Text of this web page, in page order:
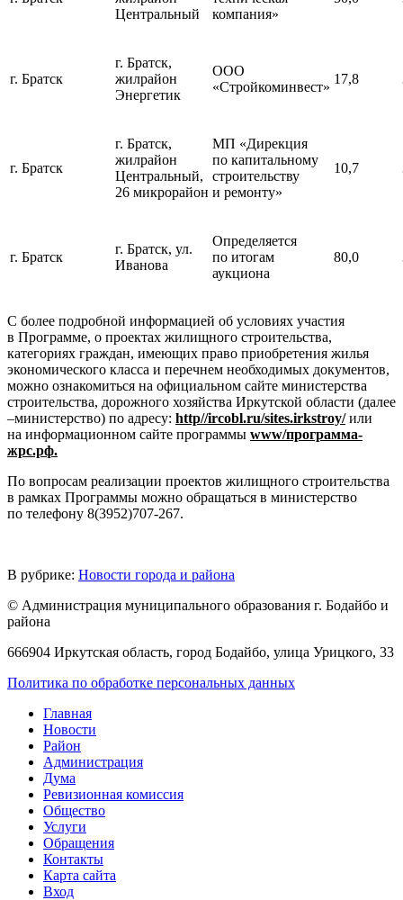
Центральный
компания»
г. Братск
г. Братск,
жилрайон
Энергетик
ООО
«Стройкоминвест»
17,8
г. Братск
г. Братск,
жилрайон
Центральный,
26 микрорайон
МП «Дирекция
по капитальному
строительству
и ремонту»
10,7
г. Братск
г. Братск, ул.
Иванова
Определяется
по итогам
аукциона
80,0
С более подробной информацией об условиях участия
в Программе, о проектах жилищного строительства,
категориях граждан, имеющих право приобретения жилья
экономического класса и перечнем необходимых документов,
можно ознакомиться на официальном сайте министерства
строительства, дорожного хозяйства Иркутской области (далее
–министерство) по адресу: http//ircobl.ru/sites.irkstroy/или
на информационном сайте программы www/программа-
жрс.рф.
По вопросам реализации проектов жилищного строительства
в рамках Программы можно обращаться в министерство
по телефону 8(3952)707-267.
В рубрике: Новости города и района
© Администрация муниципального образования г. Бодайбо и
района
666904 Иркутская область, город Бодайбо, улица Урицкого, 33
Политика по обработке персональных данных
Главная
Новости
Район
Администрация
Дума
Ревизионная комиссия
Общество
Услуги
Обращения
Контакты
Карта сайта
Вход